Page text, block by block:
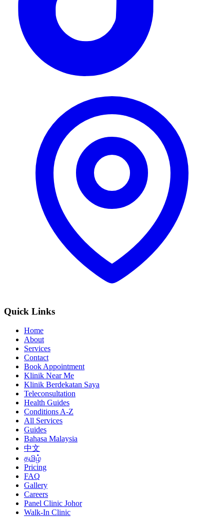
Quick Links
Home
About
Services
Contact
Book Appointment
Klinik Near Me
Klinik Berdekatan Saya
Teleconsultation
Health Guides
Conditions A-Z
All Services
Guides
Bahasa Malaysia
中文
தமிழ்
Pricing
FAQ
Gallery
Careers
Panel Clinic Johor
Walk-In Clinic